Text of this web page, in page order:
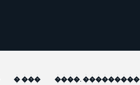
� ��� ����. ���������